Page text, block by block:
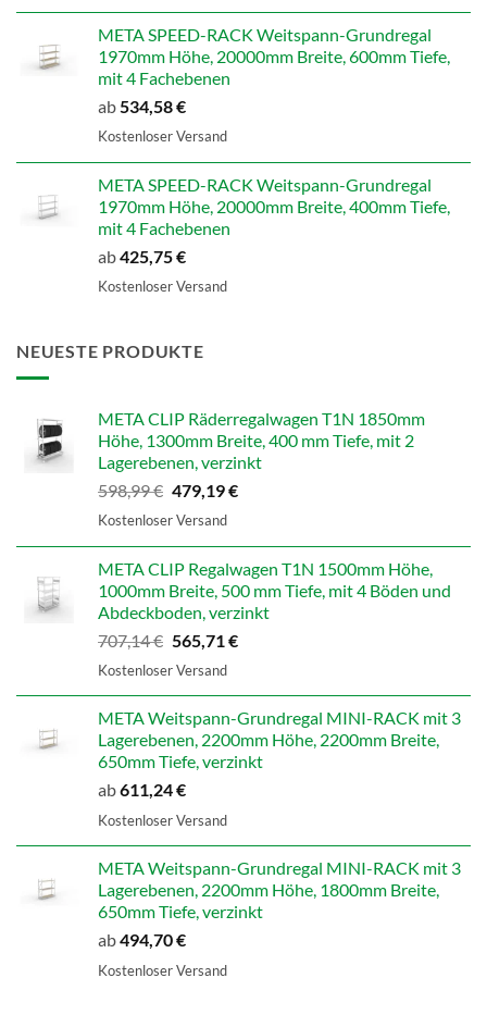
META SPEED-RACK Weitspann-Grundregal
1970mm Höhe, 20000mm Breite, 600mm Tiefe,
mit 4 Fachebenen
ab 534,58€
Kostenloser Versand
META SPEED-RACK Weitspann-Grundregal
1970mm Höhe, 20000mm Breite, 400mm Tiefe,
mit 4 Fachebenen
ab425,75€
Kostenloser Versand
NEUESTE PRODUKTE
META CLIP Räderregalwagen T1N 1850mm
Höhe, 1300mm Breite, 400 mm Tiefe, mit 2
Lagerebenen, verzinkt
598,99€ Ursprünglicher
Preis
479,19€Aktueller
Kostenloser Versand
META CLIP Regalwagen T1N 1500mm Höhe,
1000mm Breite, 500 mm Tiefe, mit 4 Böden und
Abdeckboden, verzinkt
707,14€ Ursprünglicher
Preis
565,71 €Aktueller
Kostenloser Versand
META Weitspann-Grundregal MINI-RACK mit 3
Lagerebenen, 2200mm Höhe, 2200mm Breite,
650mm Tiefe, verzinkt
ab611,24€
Kostenloser Versand
META Weitspann-Grundregal MINI-RACK mit 3
Lagerebenen, 2200mm Höhe, 1800mm Breite,
650mm Tiefe, verzinkt
ab494,70€
Kostenloser Versand